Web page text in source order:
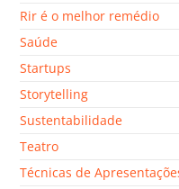
Rir é o melhor remédio
Saúde
Startups
Storytelling
Sustentabilidade
Teatro
Técnicas de